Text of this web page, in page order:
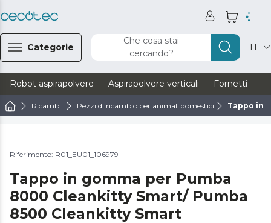
Categorie
Che cosa stai
cercando?
IT
Robot aspirapolvere Aspirapolvere verticali Fornetti
Ricambi Pezzi di ricambio per animali domestici Tappo in
Riferimento: R01_EU01_106979
Tappo in gomma per Pumba
8000 Cleankitty Smart/ Pumba
8500 Cleankitty Smart